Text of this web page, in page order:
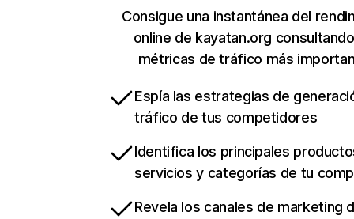
Consigue una instantánea del
online de kayatan.org
métricas de tráfico más
Espía las estrategias de
tráfico de tus competidores
Identifica los principales
servicios y categorías de tu
Revela los canales de marketing